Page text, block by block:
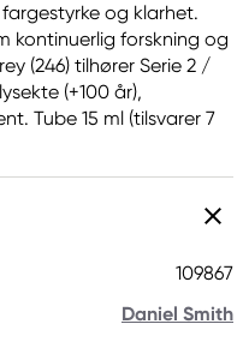
og klarhet.
kontinuerlig forskning og
(246) tilhører Serie 2 /
(+100 år),
Tube 15 ml (tilsvarer 7
109867
Daniel Smith